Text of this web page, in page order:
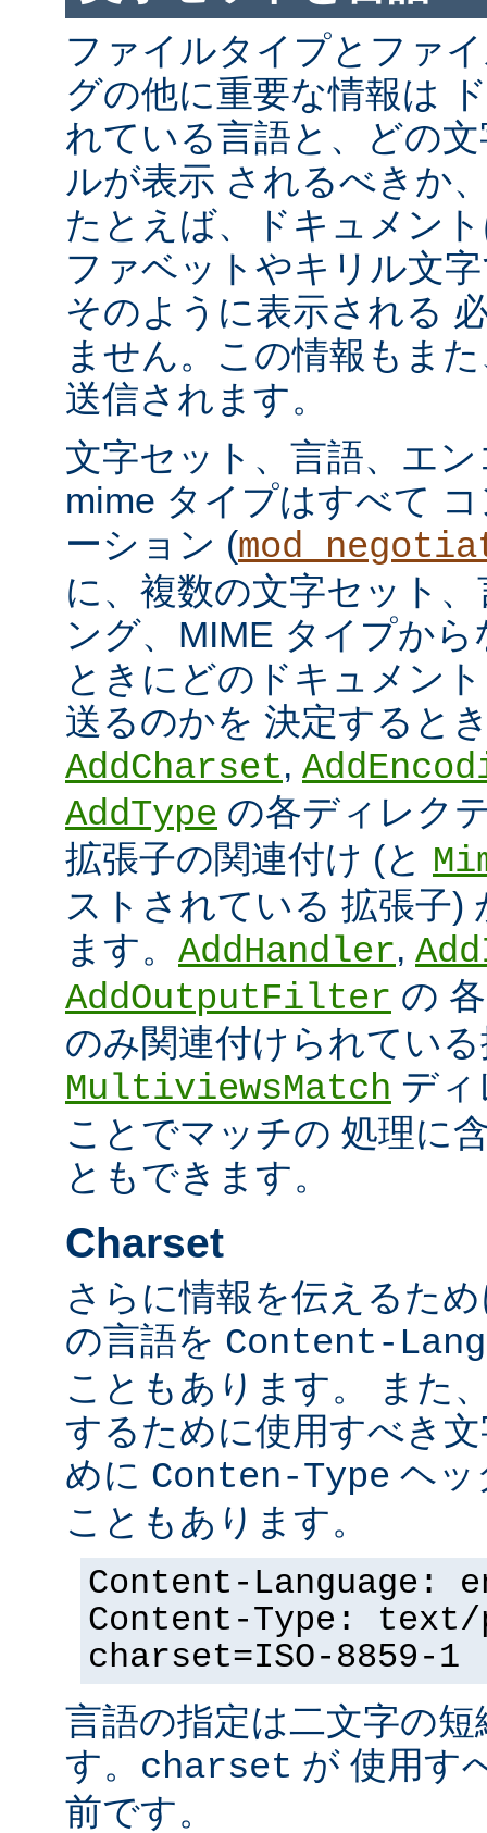
ファイルタイプとファ
グの他に重要な情報は
れている言語と、どの
ルが表示 されるべきか
たとえば、ドキュメン
ファベットやキリル文
そのように表示される
ません。この情報もま
送信されます。
文字セット、言語、エ
mime タイプはすべて
ーション (
に、複数の文字セット
ング、MIME タイプか
ときにどのドキュメン
送るのかを 決定すると
AddCharset,
AddType の各ディレク
拡張子の関連付け (と
ストされている 拡張子)
ます。 AddHandler,
AddOutputFilter の
のみ関連付けられてい
MultiviewsMatch デ
ことでマッチの 処理に
ともできます。
Charset
さらに情報を伝えるた
の言語を Content-
こともあります。 また
するために使用すべき
めに Conten-Type ヘッ
こともあります。
Content-Language:
Content-Type:
charset=ISO-8859-1
言語の指定は二文字の
す。 charset が 使用す
前です。